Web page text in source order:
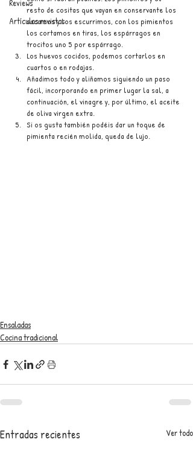
Reviews
Artículos revistas
resto de cositas que vayan en conservante los
sacamos y los escurrimos, con los pimientos
los cortamos en tiras, los espárragos en
trocitos uno 5 por espárrago.
Los huevos cocidos, podemos cortarlos en
cuartos o en rodajas.
Añadimos todo y aliñamos siguiendo un paso
fácil, incorporando en primer lugar la sal, a
continuación, el vinagre y, por último, el aceite
de oliva virgen extra.
Si os gusta también podéis dar un toque de
pimienta recién molida, queda de lujo.
Ensaladas
Cocina tradicional
Entradas recientes Ver todo